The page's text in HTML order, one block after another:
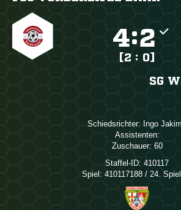
:
[2 : 0]
SG
Schiedsrichter: 
Assistenten:
Zuschauer: 60
Staffel-ID: 410117
Spiel: 410117188 / 24.